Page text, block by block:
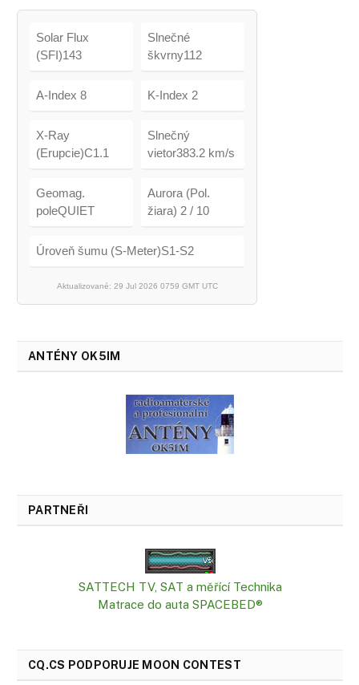
Solar Flux
(SFI)143
Slnečné
škvrny112
A-Index 8 K-Index 2
X-Ray
(Erupcie)C1.1
Slnečný
vietor383.2 km/s
Geomag.
poleQUIET
Aurora (Pol.
žiara) 2 / 10
Úroveň šumu (S-Meter)S1-S2
Aktualizované: 29 Jul 2026 0759 GMT UTC
ANTÉNY OK5IM
PARTNEŘI
SATTECH TV, SAT a měřící Technika
Matrace do auta SPACEBED®
CQ.CS PODPORUJE MOON CONTEST